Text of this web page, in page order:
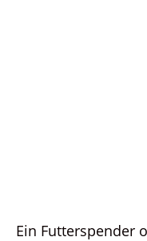
Ein Futterspender